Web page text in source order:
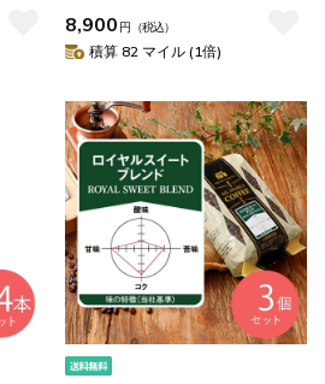
8,900 円 （税込）
積算 82 マイル (1倍)